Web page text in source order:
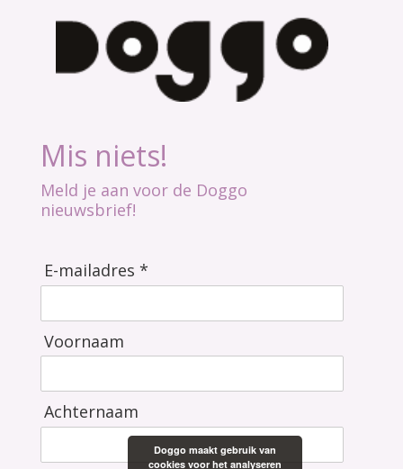
Mis niets!
Meld je aan voor de Doggo
nieuwsbrief!
E-mailadres *
Voornaam
Achternaam
Doggo maakt gebruik van
cookies voor het analyseren